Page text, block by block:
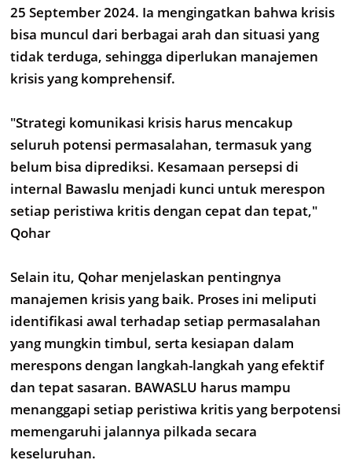
25 September 2024. Ia mengingatkan bahwa krisis
bisa muncul dari berbagai arah dan situasi yang
tidak terduga, sehingga diperlukan manajemen
krisis yang komprehensif.
"Strategi komunikasi krisis harus mencakup
seluruh potensi permasalahan, termasuk yang
belum bisa diprediksi. Kesamaan persepsi di
internal Bawaslu menjadi kunci untuk merespon
setiap peristiwa kritis dengan cepat dan tepat,"
Qohar
Selain itu, Qohar menjelaskan pentingnya
manajemen krisis yang baik. Proses ini meliputi
identifikasi awal terhadap setiap permasalahan
yang mungkin timbul, serta kesiapan dalam
merespons dengan langkah-langkah yang efektif
dan tepat sasaran. BAWASLU harus mampu
menanggapi setiap peristiwa kritis yang berpotensi
memengaruhi jalannya pilkada secara
keseluruhan.